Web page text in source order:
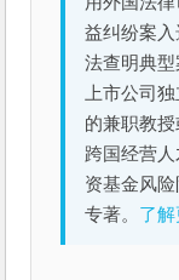
益纠纷案
法查明典
上市公司
的兼职教
跨国经营
资基金风
专著。 了解